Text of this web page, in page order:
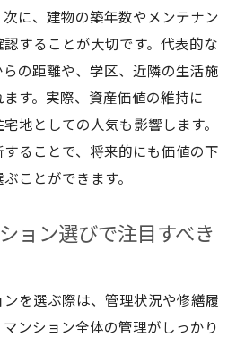
てしやすい中古戸建ての条件
戸建て選びの秘訣
ンションと中古戸建ての将来
に強い宝塚市中古戸建ての選
も安心な戸建て・マンション
らではの宝塚市での資産形成
ンション選びで重視すべき長
に、建物の築年数やメンテナン
することが大切です。代表的な
の距離や、学区、近隣の生活施
す。実際、資産価値の維持に
地としての人気も影響します。
ることで、将来的にも価値の下
ことができます。
ョン選びで注目すべき
を選ぶ際は、管理状況や修繕履
ンション全体の管理がしっかり